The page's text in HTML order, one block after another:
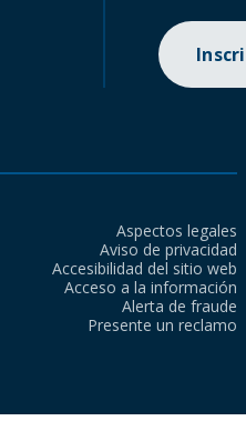
Aspectos legales
Aviso de privacidad
Accesibilidad del sitio web
Acceso a la información
Alerta de fraude
Presente un reclamo